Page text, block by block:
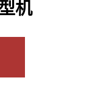
机